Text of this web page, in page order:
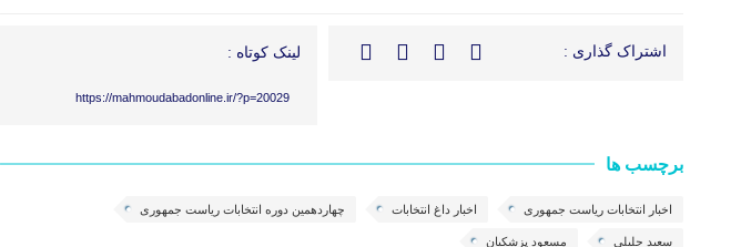
اشتراک گذاری : لینک کوتاه :
https://mahmoudabadonline.ir/?p=20029
برچسب ها
اخبار انتخابات ریاست جمهوری اخبار داغ انتخابات چهاردهمین دوره انتخابات ریاست جمهوری
سعید جلیلی مسعود پزشکیان